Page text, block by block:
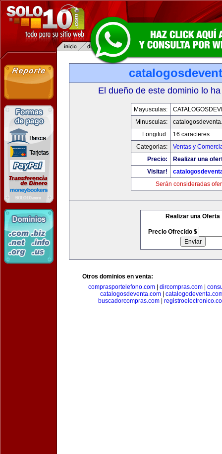
El dueño de este dominio lo
Mayusculas:
Minusculas:
Longitud:
16 caracteres
Categorias:
Ventas y
Precio:
Realizar una
Visitar!
Serán consideradas
Realizar una Oferta
Precio Ofrecido $
Otros dominios en venta:
comprasportelefono.com
dircompras.com
catalogosdeventa.com
buscadorcompras.com